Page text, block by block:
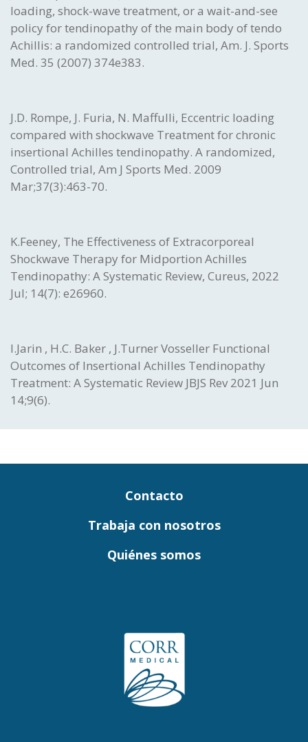
loading, shock-wave treatment, or a wait-and-see
policy for tendinopathy of the main body of tendo
Achillis: a randomized controlled trial, Am. J. Sports
Med. 35 (2007) 374e383.
J.D. Rompe, J. Furia, N. Maffulli, Eccentric loading
compared with shockwave Treatment for chronic
insertional Achilles tendinopathy. A randomized,
Controlled trial, Am J Sports Med. 2009
Mar;37(3):463-70.
K.Feeney, The Effectiveness of Extracorporeal
Shockwave Therapy for Midportion Achilles
Tendinopathy: A Systematic Review, Cureus, 2022
Jul; 14(7): e26960.
I.Jarin , H.C. Baker , J.Turner Vosseller Functional
Outcomes of Insertional Achilles Tendinopathy
Treatment: A Systematic Review JBJS Rev 2021 Jun
14;9(6).
Contacto
Trabaja con nosotros
Quiénes somos